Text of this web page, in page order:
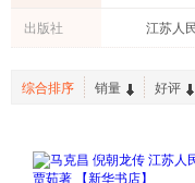
出版社 江苏人
综合排序 销量 好评